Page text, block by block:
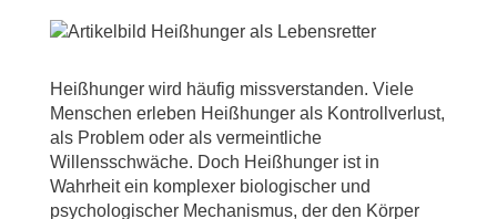
Heißhunger wird häufig missverstanden. Viele
Menschen erleben Heißhunger als Kontrollverlust,
als Problem oder als vermeintliche
Willensschwäche. Doch Heißhunger ist in
Wahrheit ein komplexer biologischer und
psychologischer Mechanismus, der den Körper